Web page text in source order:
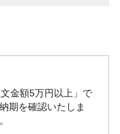
金額5万円以上」で
期を確認いたしま